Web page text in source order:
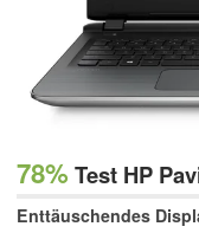
78% Test HP
Enttäuschendes